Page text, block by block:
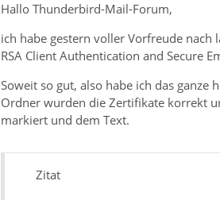
Hallo Thunderbird-Mail-Forum,
ich habe gestern voller Vorfreude nach
RSA Client Authentication and Secure
Soweit so gut, also habe ich das ganze
Ordner wurden die Zertifikate korrekt
markiert und dem Text.
Zitat